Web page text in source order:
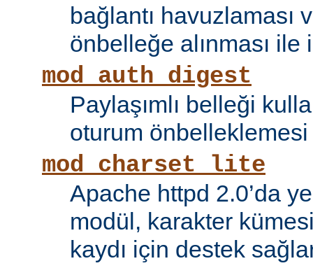
bağlantı havuzlaması
önbelleğe alınması ile
mod_auth_digest
Paylaşımlı belleği
oturum
mod_charset_lite
Apache httpd 2.0’da
modül, karakter
kaydı için destek